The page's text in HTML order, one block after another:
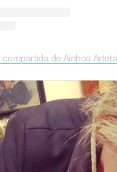
compartida de Ainhoa